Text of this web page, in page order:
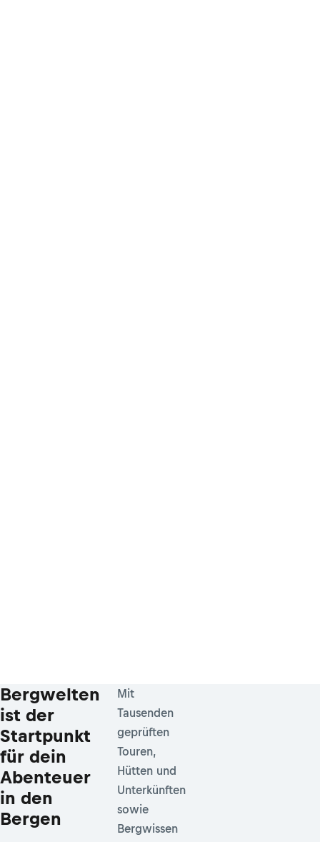
Bergwelten
ist der
Startpunkt
für dein
Abenteuer
in den
Bergen
Mit
Tausenden
geprüften
Touren,
Hütten und
Unterkünften
sowie
Bergwissen